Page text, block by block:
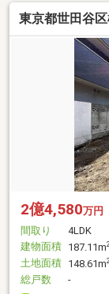
東京都世田谷
2億4,580万円
間取り
4LDK
建物面積 187.11m2
土地面積 148.61m2
総戸数
-